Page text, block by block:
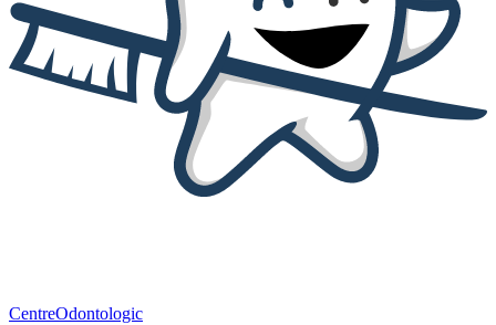
CentreOdontologic